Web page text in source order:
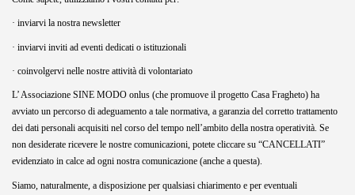
· inviarvi la nostra newsletter
· inviarvi inviti ad eventi dedicati o istituzionali
· coinvolgervi nelle nostre attività di volontariato
L’ Associazione SINE MODO onlus (che promuove il progetto Casa Fragheto) ha
avviato un percorso di adeguamento a tale normativa, a garanzia del corretto trattamento
dei dati personali acquisiti nel corso del tempo nell’ambito della nostra operatività. Se
non desiderate ricevere le nostre comunicazioni, potete cliccare su “CANCELLATI”
evidenziato in calce ad ogni nostra comunicazione (anche a questa).
Siamo, naturalmente, a disposizione per qualsiasi chiarimento e per eventuali